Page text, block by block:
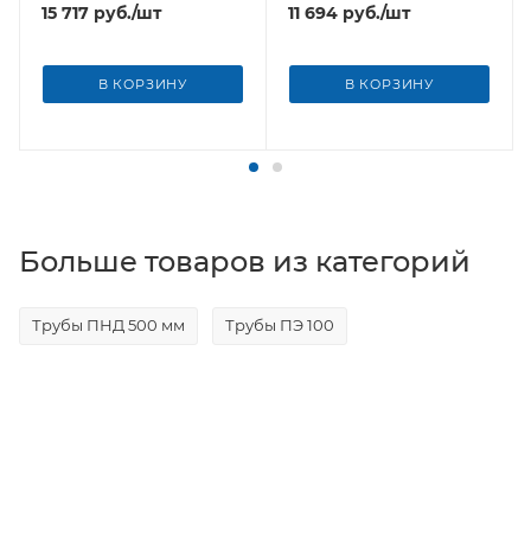
15 717 руб./шт
В КОРЗИНУ
11 694 руб./шт
В КОРЗИНУ
Больше товаров из категорий
Трубы ПНД 500 мм Трубы ПЭ 100